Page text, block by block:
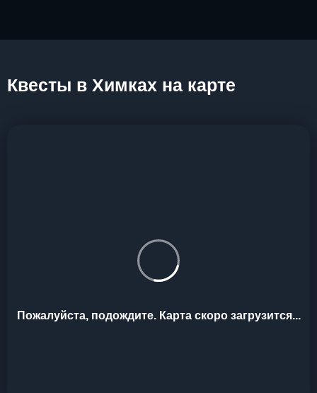
Квесты в Химках на карте
Пожалуйста, подождите. Карта скоро загрузится...